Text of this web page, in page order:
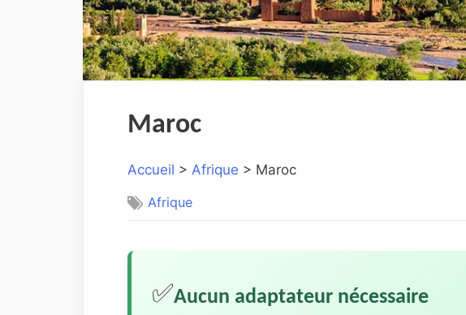
Maroc
Accueil > Afrique > Maroc
Afrique
✅Aucun adaptateur nécessaire